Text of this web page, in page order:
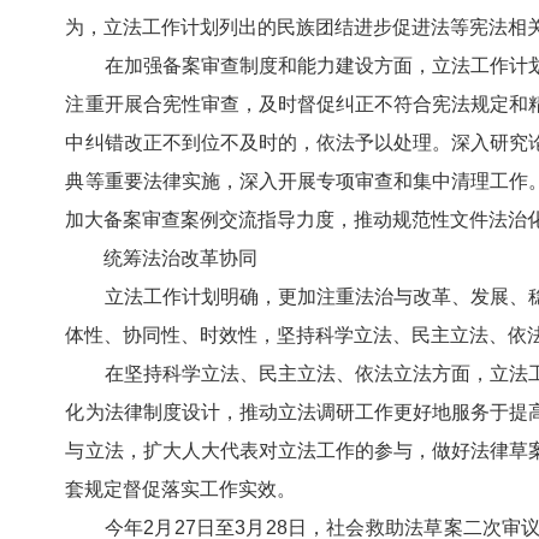
为，立法工作计划列出的民族团结进步促进法等宪法
在加强备案审查制度和能力建设方面，立法工作计
注重开展合宪性审查，及时督促纠正不符合宪法规定
中纠错改正不到位不及时的，依法予以处理。深入研
典等重要法律实施，深入开展专项审查和集中清理工
加大备案审查案例交流指导力度，推动规范性文件法治
统筹法治改革协同
立法工作计划明确，更加注重法治与改革、发展、
体性、协同性、时效性，坚持科学立法、民主立法、依
在坚持科学立法、民主立法、依法立法方面，立法
化为法律制度设计，推动立法调研工作更好地服务于
与立法，扩大人大代表对立法工作的参与，做好法律
套规定督促落实工作实效。
今年2月27日至3月28日，社会救助法草案二次审议